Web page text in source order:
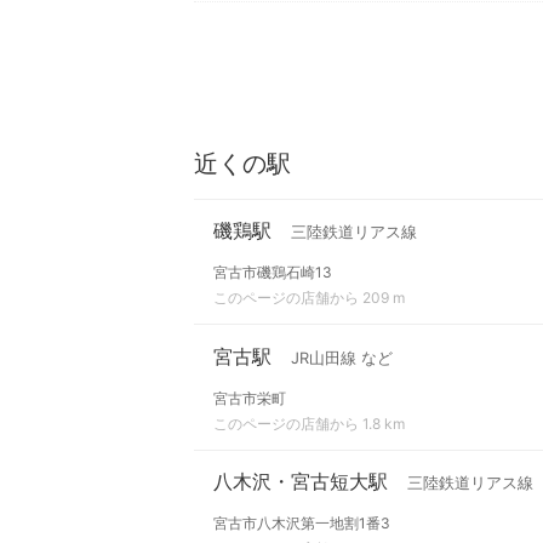
近くの駅
磯鶏駅 三陸鉄道リアス線
宮古市磯鶏石崎13
このページの店舗から 209 m
宮古駅 JR山田線 など
宮古市栄町
このページの店舗から 1.8 km
八木沢・宮古短大駅 三陸鉄道リアス線
宮古市八木沢第一地割1番3